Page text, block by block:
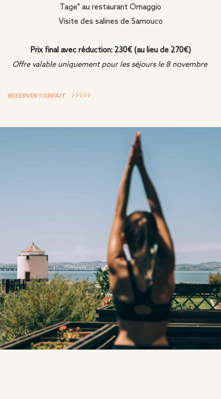
Tage" au restaurant Omaggio
Visite des salines de Samouco
Prix final avec réduction: 230€ (au lieu de 270€)
Offre valable uniquement pour les séjours le 8 novembre
RÉSERVER FORFAIT